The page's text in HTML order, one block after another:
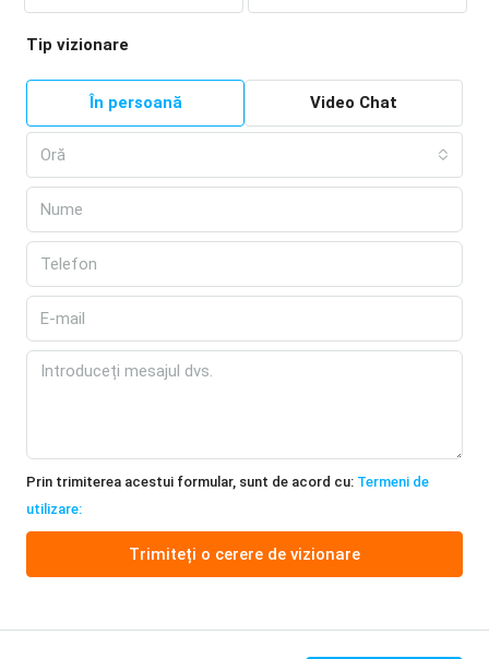
Tip vizionare
În persoană Video Chat
Oră
Prin trimiterea acestui formular, sunt de acord cu: Termeni de
utilizare:
Trimiteți o cerere de vizionare